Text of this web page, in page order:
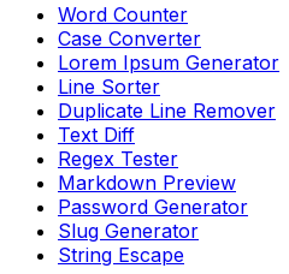
Word Counter
Case Converter
Lorem Ipsum Generator
Line Sorter
Duplicate Line Remover
Text Diff
Regex Tester
Markdown Preview
Password Generator
Slug Generator
String Escape